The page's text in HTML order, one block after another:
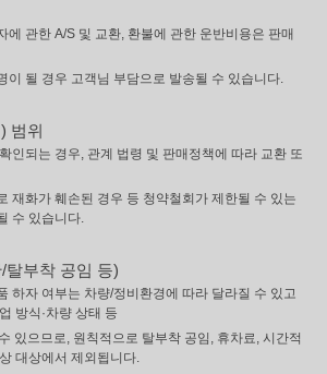
에 관한 A/S 및 교환, 환불에 관한 운반비용은 판매
이 될 경우 고객님 부담으로 발송될 수 있습니다.
범위
인되는 경우, 관계 법령 및 판매정책에 따라 교환 또
재화가 훼손된 경우 등 청약철회가 제한될 수 있는
수 있습니다.
탈부착 공임 등)
하자 여부는 차량/정비환경에 따라 달라질 수 있고
방식·차량 상태 등
있으므로, 원칙적으로 탈부착 공임, 휴차료, 시간적
대상에서 제외됩니다.